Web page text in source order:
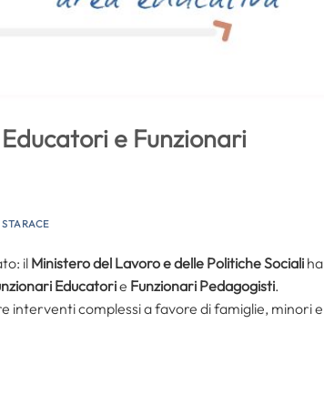
e Funzionari
ilMinistero del Lavoro e delle Politiche Sociali ha
Educatorie Funzionari Pedagogisti.
interventi complessi a favore di famiglie, minori e